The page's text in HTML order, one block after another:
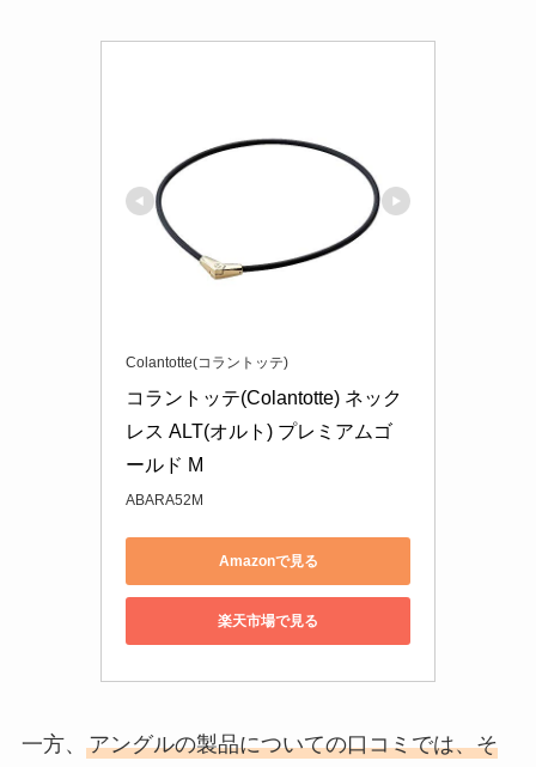
Colantotte(コラントッテ)
コラントッテ(Colantotte) ネック
レス ALT(オルト) プレミアムゴ
ールド M
ABARA52M
Amazonで見る
楽天市場で見る
一方、 アングルの製品についての口コミでは、そ